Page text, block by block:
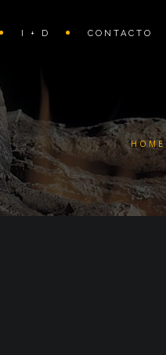
I + D CONTACTO
HOME